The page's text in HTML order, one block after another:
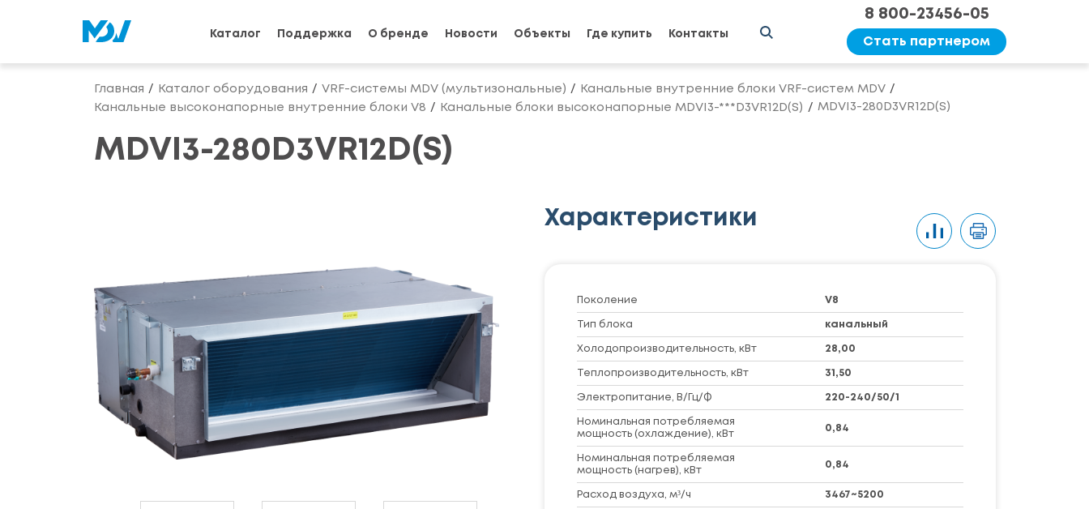
Каталог Поддержка О бренде Новости Объекты Где купить Контакты
8 800-23456-05
Стать партнером
Главная Каталог оборудования VRF-системы MDV (мультизональные)
Канальные внутренние блоки VRF-систем MDV
Канальные высоконапорные внутренние блоки V8
Канальные блоки высоконапорные MDVI3-***D3VR12D(S) MDVI3-280D3VR12D(S)
MDVI3-280D3VR12D(S)
Характеристики
Поколение V8
Тип блока канальный
Холодопроизводительность, кВт 28,00
Теплопроизводительность, кВт 31,50
Электропитание, В/Гц/Ф 220-240/50/1
Номинальная потребляемая
мощность (охлаждение), кВт
0,84
Номинальная потребляемая
мощность (нагрев), кВт
0,84
Расход воздуха, м³/ч 3467~5200